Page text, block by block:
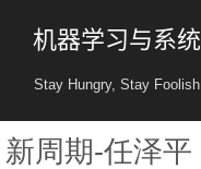
机器学习与系统
Stay Hungry, Stay Foolish
新周期-任泽平